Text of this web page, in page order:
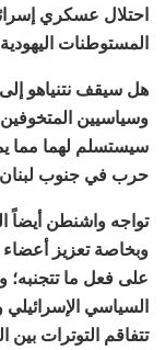
احتلال عسكري
المستوطنات
هل سيقف نتنياهو
وسياسيين
سيستسلم لهما مما
حرب في جنوب
تواجه واشنطن أيضاً
وبخاصة تعزيز أعضاء
على فعل ما تتجنبه؛
السياسي الإسرائيلي
تتفاقم التوترات بين